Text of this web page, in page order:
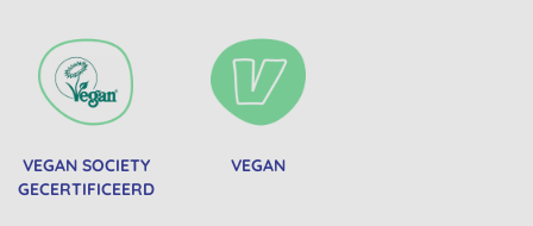
VEGAN SOCIETY
GECERTIFICEERD
VEGAN